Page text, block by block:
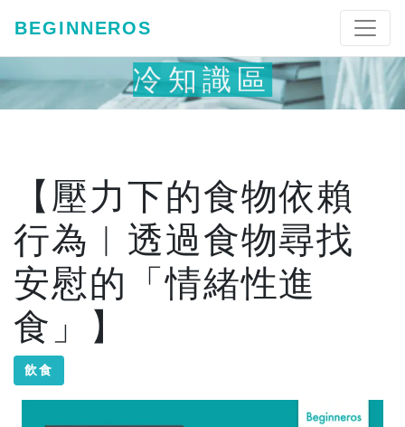
BEGINNEROS
冷知識區
【壓力下的食物依賴
行為︱透過食物尋找
安慰的「情緒性進
食」】
飲食